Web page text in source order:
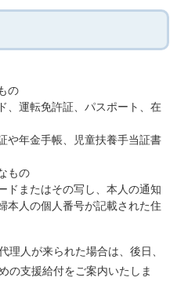
の
、運転免許証、パスポート、在
や年金手帳、児童扶養手当証書
もの
ドまたはその写し、本人の通知
本人の個人番号が記載された住
人が来られた場合は、後日、
の支援給付をご案内いたしま